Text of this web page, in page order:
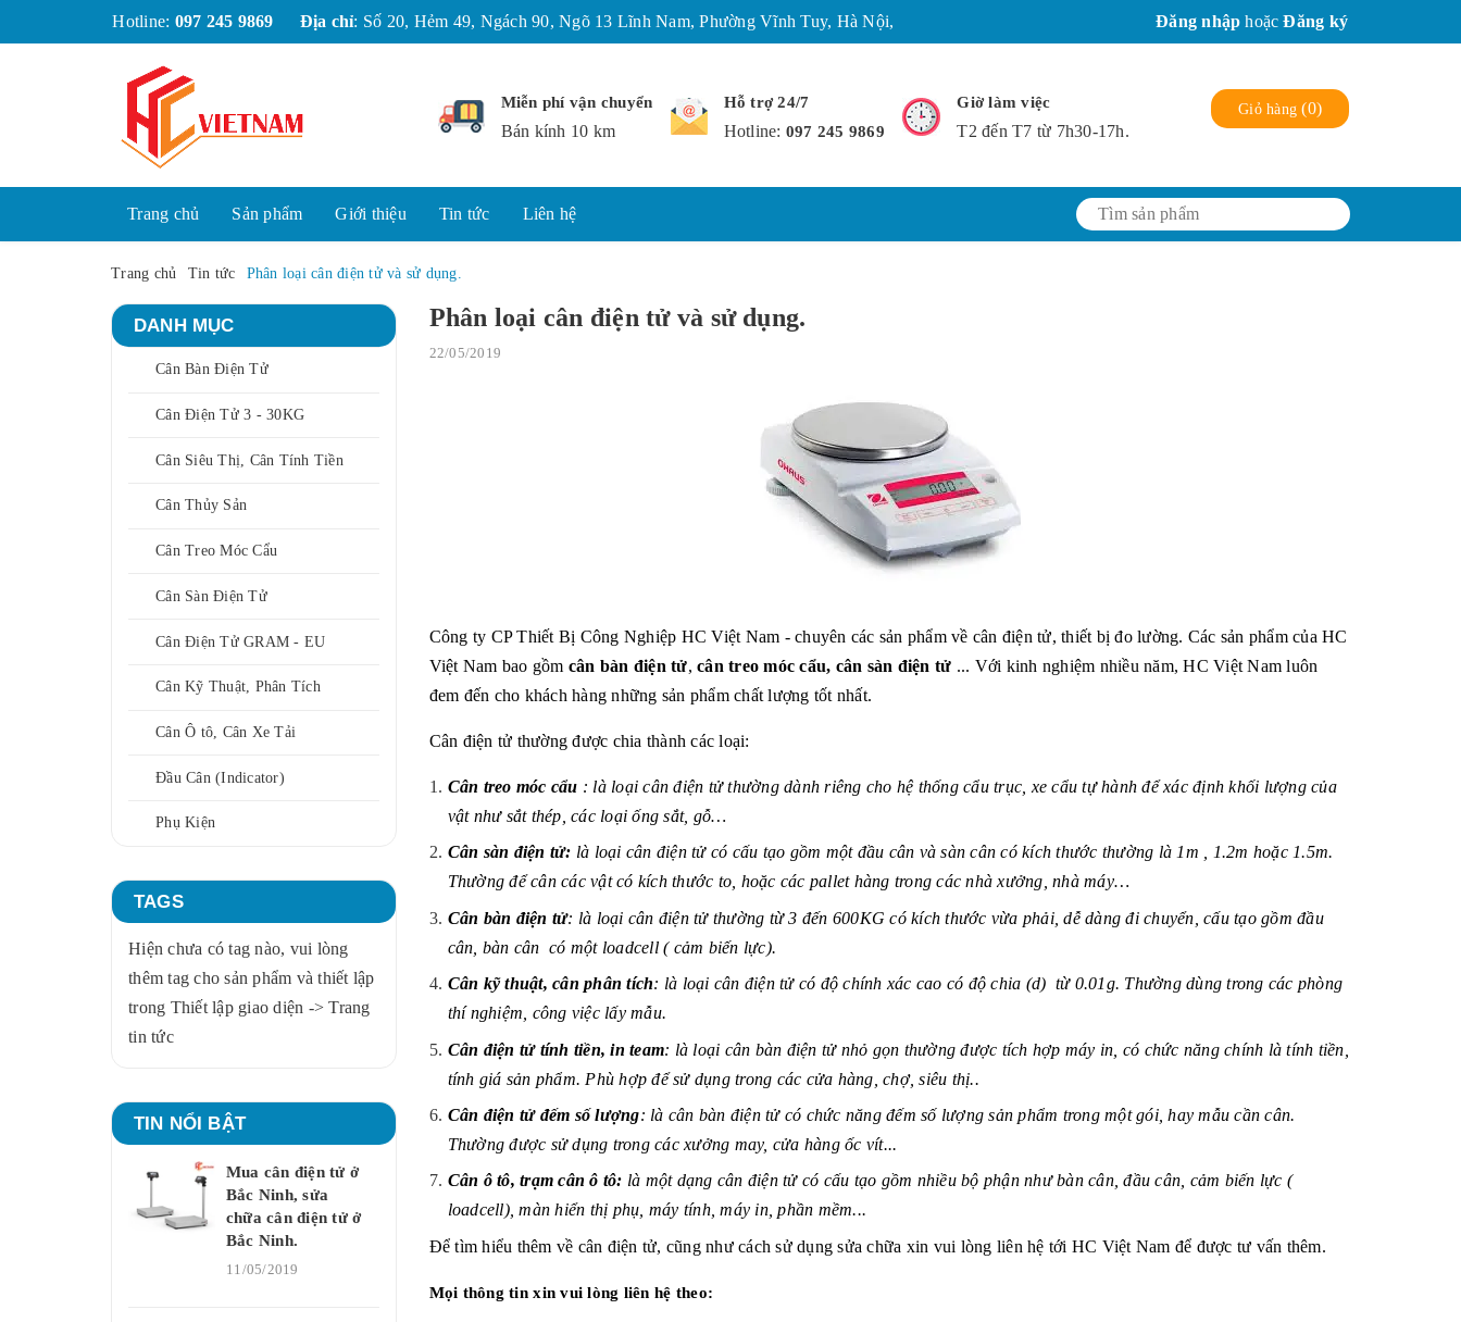
Hotline:097 245 9869 Địa chỉ :Số 20, Hẻm 49, Ngách 90, Ngõ 13 Lĩnh Nam, Phường Vĩnh Tuy, Hà Nội, Đăng nhập hoặc Đăng ký
Miễn phí vận chuyển
Bán kính 10 km
Hỗ trợ 24/7
Hotline: 097 245 9869
Giờ làm việc
T2 đến T7 từ 7h30-17h.
Giỏ hàng(0)
Trang chủ Sản phẩm Giới thiệu Tin tức Liên hệ
Trang chủ Tin tức Phân loại cân điện tử và sử dụng.
Phân loại cân điện tử và sử dụng.
22/05/2019
Công ty CP Thiết Bị Công Nghiệp HC Việt Nam - chuyên các sản phẩm về cân điện tử, thiết bị đo lường. Các sản phẩm của HC
Việt Nam bao gồm cân bàn điện tử, cân treo móc cẩu, cân sàn điện tử ... Với kinh nghiệm nhiều năm, HC Việt Nam luôn
đem đến cho khách hàng những sản phẩm chất lượng tốt nhất.
Cân điện tử thường được chia thành các loại:
Cân treo móc cẩu : là loại cân điện tử thường dành riêng cho hệ thống cẩu trục, xe cẩu tự hành để xác định khối lượng của
vật như sắt thép, các loại ống sắt, gỗ…
Cân sàn điện tử: là loại cân điện tử có cấu tạo gồm một đầu cân và sàn cân có kích thước thường là 1m , 1.2m hoặc 1.5m.
Thường để cân các vật có kích thước to, hoặc các pallet hàng trong các nhà xưởng, nhà máy…
Cân bàn điện tử: là loại cân điện tử thường từ 3 đến 600KG có kích thước vừa phải, dễ dàng đi chuyển, cấu tạo gồm đầu
cân, bàn cân có một loadcell ( cảm biến lực).
Cân kỹ thuật, cân phân tích: là loại cân điện tử có độ chính xác cao có độ chia (d) từ 0.01g. Thường dùng trong các phòng
thí nghiệm, công việc lấy mẫu.
Cân điện tử tính tiền, in team: là loại cân bàn điện tử nhỏ gọn thường được tích hợp máy in, có chức năng chính là tính tiền,
tính giá sản phẩm. Phù hợp để sử dụng trong các cửa hàng, chợ, siêu thị..
Cân điện tử đếm số lượng: là cân bàn điện tử có chức năng đếm số lượng sản phẩm trong một gói, hay mẫu cần cân.
Thường được sử dụng trong các xưởng may, cửa hàng ốc vít...
Cân ô tô, trạm cân ô tô: là một dạng cân điện tử có cấu tạo gồm nhiều bộ phận như bàn cân, đầu cân, cảm biến lực (
loadcell), màn hiển thị phụ, máy tính, máy in, phần mềm...
Để tìm hiểu thêm về cân điện tử, cũng như cách sử dụng sửa chữa xin vui lòng liên hệ tới HC Việt Nam để được tư vấn thêm.
Mọi thông tin xin vui lòng liên hệ theo:
DANH MỤC
Cân Bàn Điện Tử
Cân Điện Tử 3 - 30KG
Cân Siêu Thị, Cân Tính Tiền
Cân Thủy Sản
Cân Treo Móc Cẩu
Cân Sàn Điện Tử
Cân Điện Tử GRAM - EU
Cân Kỹ Thuật, Phân Tích
Cân Ô tô, Cân Xe Tải
Đầu Cân (Indicator)
Phụ Kiện
TAGS
Hiện chưa có tag nào, vui lòng
thêm tag cho sản phẩm và thiết lập
trong Thiết lập giao diện -> Trang
tin tức
TIN NỔI BẬT
Mua cân điện tử ở
Bắc Ninh, sửa
chữa cân điện tử ở
Bắc Ninh.
11/05/2019